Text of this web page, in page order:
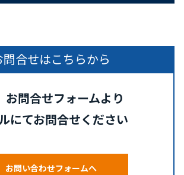
問合せはこちらから
お問合せフォームより
にてお問合せください
お問い合わせフォームへ